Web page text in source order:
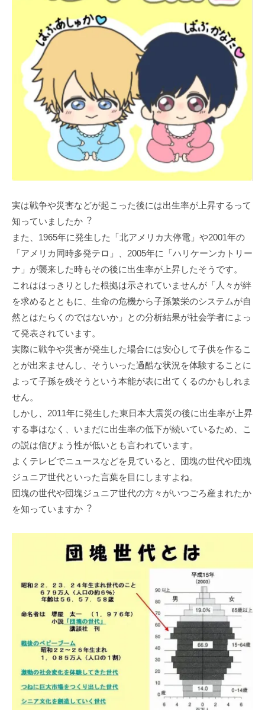
実は戦争や災害などが起こった後には出⽣率が上昇するって
知っていましたか︖
また、1965年に発⽣した「北アメリカ⼤停電」や2001年の
「アメリカ同時多発テロ」、2005年に「ハリケーンカトリー
ナ」が襲来した時もその後に出⽣率が上昇したそうです。
これははっきりとした根拠は⽰されていませんが「⼈々が絆
を求めるとともに、⽣命の危機から⼦孫繁栄のシステムが⾃
然とはたらくのではないか」との分析結果が社会学者によっ
て発表されています。
実際に戦争や災害が発⽣した場合には安⼼して⼦供を作るこ
とが出来ませんし、そういった過酷な状況を体験することに
よって⼦孫を残そうという本能が表に出てくるのかもしれま
せん。
しかし、2011年に発⽣した東⽇本⼤震災の後に出⽣率が上昇
する事はなく、いまだに出⽣率の低下が続いているため、こ
の説は信ぴょう性が低いとも⾔われています。
よくテレビでニュースなどを⾒ていると、団塊の世代や団塊
ジュニア世代といった⾔葉を⽬にしますよね。
団塊の世代や団塊ジュニア世代の⽅々がいつごろ産まれたか
を知っていますか︖